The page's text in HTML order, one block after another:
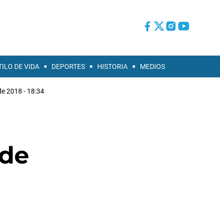
DE VIDA DEPORTES HISTORIA MEDIOS
2018 - 18:34